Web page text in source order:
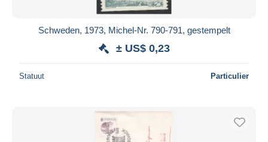
Schweden, 1973, Michel-Nr. 790-791, gestempelt
± US$ 0,23
Statuut Particulier